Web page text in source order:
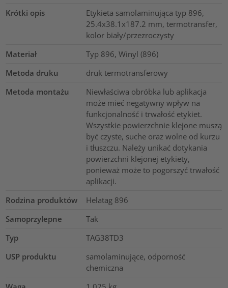
Krótki opis
Etykieta samolaminująca typ 896,
25.4x38.1x187.2 mm, termotransfer,
kolor biały/przezroczysty
Materiał
Typ 896, Winyl (896)
Metoda druku
druk termotransferowy
Metoda montażu
Niewłaściwa obróbka lub aplikacja
może mieć negatywny wpływ na
funkcjonalność i trwałość etykiet.
Wszystkie powierzchnie klejone muszą
być czyste, suche oraz wolne od kurzu
i tłuszczu. Należy unikać dotykania
powierzchni klejonej etykiety,
ponieważ może to pogorszyć trwałość
aplikacji.
Rodzina produktów
Helatag 896
Samoprzylepne
Tak
Typ
TAG38TD3
USP produktu
samolaminujące, odporność
chemiczna